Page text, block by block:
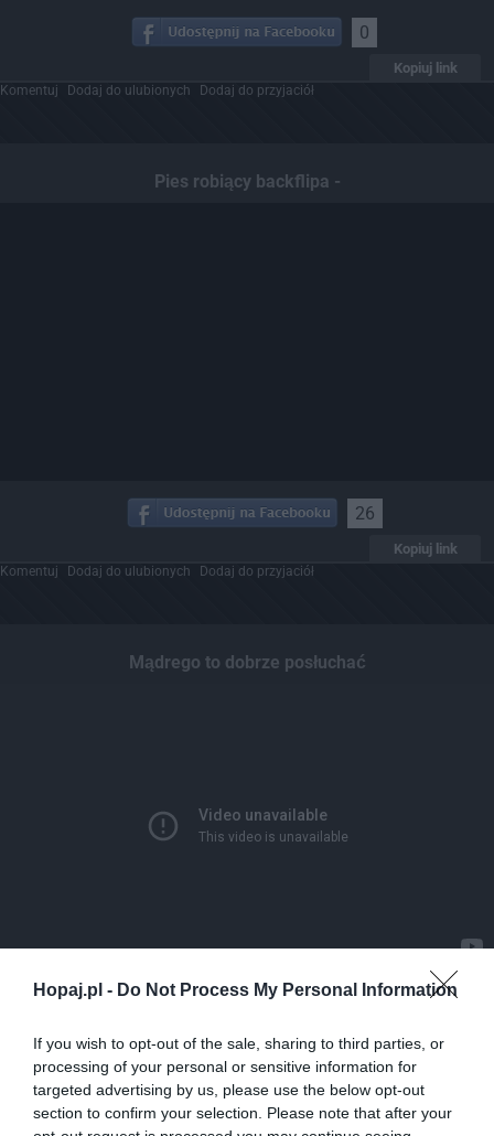
Hopaj.pl - Do Not Process My Personal Information
If you wish to opt-out of the sale, sharing to third parties, or
processing of your personal or sensitive information for
targeted advertising by us, please use the below opt-out
section to confirm your selection. Please note that after your
0
Kopiuj link
Komentuj Dodaj do ulubionych Dodaj do przyjaciół
Pies robiący backflipa -
26
Kopiuj link
Komentuj Dodaj do ulubionych Dodaj do przyjaciół
Mądrego to dobrze posłuchać
0
Kopiuj link
Dodaj do ulubionych Dodaj do przyjaciół